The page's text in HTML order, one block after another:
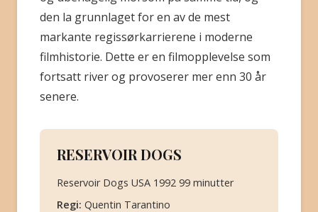
den la grunnlaget for en av de mest
markante regissørkarrierene i moderne
filmhistorie. Dette er en filmopplevelse som
fortsatt river og provoserer mer enn 30 år
senere.
RESERVOIR DOGS
Reservoir Dogs USA 1992 99 minutter
Regi: Quentin Tarantino